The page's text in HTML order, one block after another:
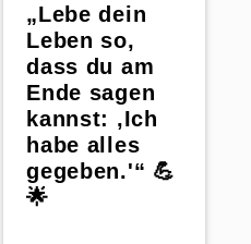
„Lebe dein
Leben so,
dass du am
Ende sagen
kannst: ‚Ich
habe alles
gegeben.'“ 💪
🌟